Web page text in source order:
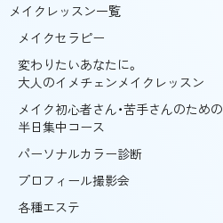
メイクレッスン一覧
メイクセラピー
変わりたいあなたに。
大人のイメチェンメイクレッスン
メイク初心者さん・苦手さんのための
半日集中コース
パーソナルカラー診断
プロフィール撮影会
各種エステ